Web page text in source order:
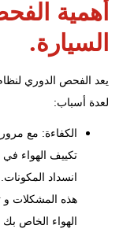
أهمية
السيارة.
يعد الفحص الدوري
لعدة أسباب:
الكفاءة: مع
تكييف الهواء
انسداد
هذه المشكلات و
الهواء الخاص بك